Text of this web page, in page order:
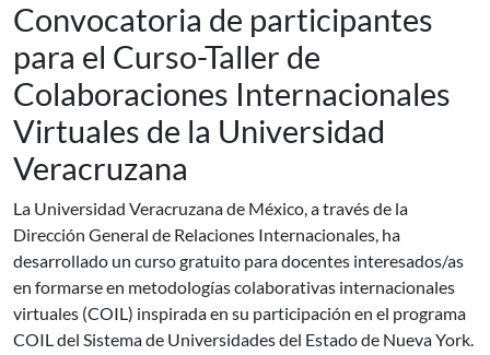
Convocatoria de participantes
para el Curso-Taller de
Colaboraciones Internacionales
Virtuales de la Universidad
Veracruzana
La Universidad Veracruzana de México, a través de la
Dirección General de Relaciones Internacionales, ha
desarrollado un curso gratuito para docentes interesados/as
en formarse en metodologías colaborativas internacionales
virtuales (COIL) inspirada en su participación en el programa
COIL del Sistema de Universidades del Estado de Nueva York.